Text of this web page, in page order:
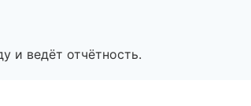
и ведёт отчётность.